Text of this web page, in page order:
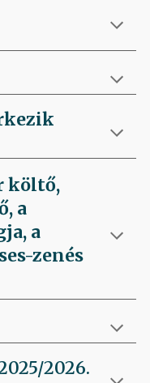
költő,
a
a
zenés
2026.